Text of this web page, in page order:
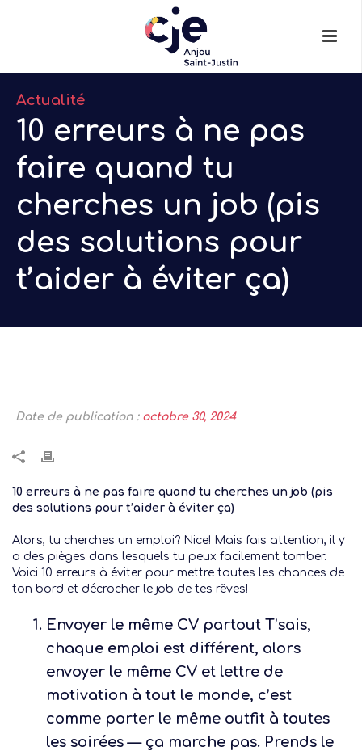
Actualité
10 erreurs à ne pas
faire quand tu
cherches un job (pis
des solutions pour
t’aider à éviter ça)
Date de publication : octobre 30, 2024
10 erreurs à ne pas faire quand tu cherches un job (pis
des solutions pour t’aider à éviter ça)
Alors, tu cherches un emploi? Nice! Mais fais attention, il y
a des pièges dans lesquels tu peux facilement tomber.
Voici 10 erreurs à éviter pour mettre toutes les chances de
ton bord et décrocher le job de tes rêves!
Envoyer le même CV partout T’sais,
chaque emploi est différent, alors
envoyer le même CV et lettre de
motivation à tout le monde, c’est
comme porter le même outfit à toutes
les soirées — ça marche pas. Prends le